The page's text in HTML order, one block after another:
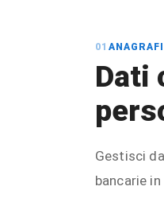
01
Dati
Gestisci
bancarie